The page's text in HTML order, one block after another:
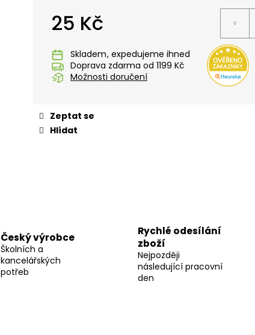
25 Kč
cena:Skladem
Doprava zdarma od 1199 Kč
Možnosti doručení
Zeptat se
Hlídat
Český výrobce
Školních a
kancelářských
potřeb
Rychlé odesílání
zboží
Nejpozději
následující pracovní
den
GRAFFITI PINK
1 449 Kč